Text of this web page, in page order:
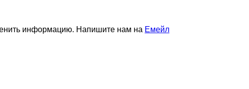
информацию. Напишите нам на Емейл